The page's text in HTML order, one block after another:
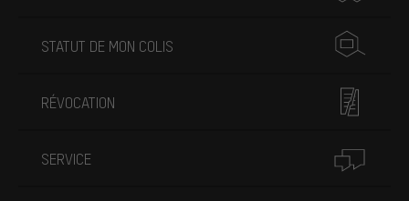
STATUT DE MON COLIS
RÉVOCATION
SERVICE